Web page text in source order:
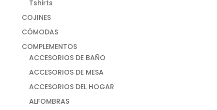
Tshirts
COJINES
CÓMODAS
COMPLEMENTOS
ACCESORIOS DE BAÑO
ACCESORIOS DE MESA
ACCESORIOS DEL HOGAR
ALFOMBRAS